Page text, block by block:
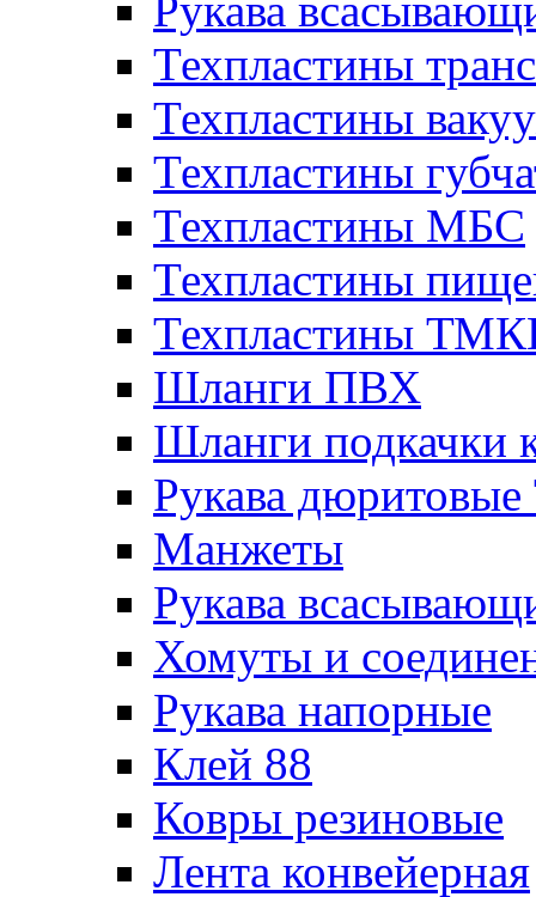
Техпластины
Техпластины
Техпластины
Техпластины МБС
Техпластины
Техпластины
Шланги ПВХ
Шланги подкачки
Рукава
Манжеты
Рукава
Хомуты и
Рукава напорные
Клей 88
Ковры резиновые
Лента конвейерная